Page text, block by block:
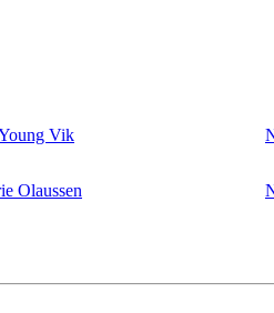
Vik
Olaussen